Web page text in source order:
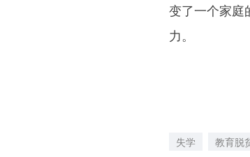
变了一个家庭
力。
失学 教育脱